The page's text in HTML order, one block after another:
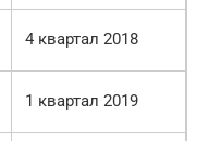
4 квартал 2018
1 квартал 2019